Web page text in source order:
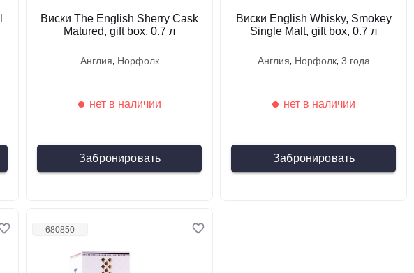
Виски The English Sherry Cask
Matured, gift box, 0.7 л
англия норфолк
Забронировать
нет в наличии
Виски English Whisky, Smokey
Single Malt, gift box, 0.7 л
англия норфолк 3 года
Забронировать
нет в наличии
680850